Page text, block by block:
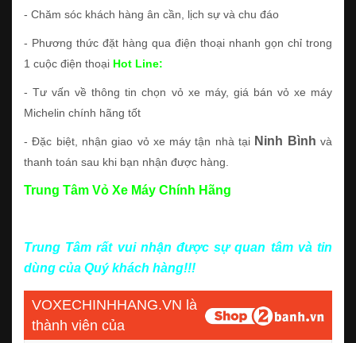
- Chăm sóc khách hàng ân cần, lịch sự và chu đáo
- Phương thức đặt hàng qua điện thoại nhanh gọn chỉ trong
1 cuộc điện thoại Hot Line:
- Tư vấn về thông tin chọn vỏ xe máy, giá bán vỏ xe máy
Michelin chính hãng tốt
- Đặc biệt, nhận giao vỏ xe máy tận nhà tại Ninh Bình và
thanh toán sau khi bạn nhận được hàng.
Trung Tâm Vỏ Xe Máy Chính Hãng
Trung Tâm rất vui nhận được sự quan tâm và tin
dùng của Quý khách hàng!!!
VOXECHINHHANG.VN là
thành viên của